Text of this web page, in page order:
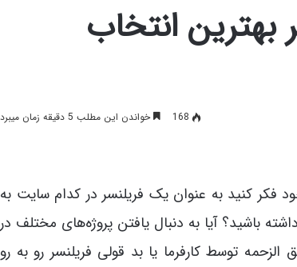
انتخاب
168 خواندن این مطلب 5 دقیقه زمان میبرد
فکر کنید به عنوان یک فریلنسر در کدام سایت به
باشید؟ آیا به دنبال یافتن پروژه‌های مختلف در
توسط کارفرما یا بد قولی فریلنسر رو به رو